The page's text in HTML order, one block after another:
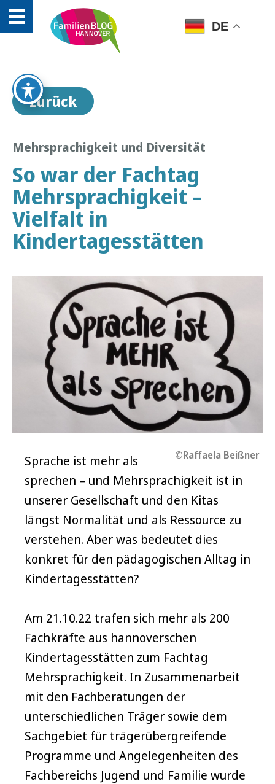
DE
zurück
Mehrsprachigkeit und Diversität
So war der Fachtag
Mehrsprachigkeit –
Vielfalt in
Kindertagesstätten
©Raffaela Beißner
Sprache ist mehr als
sprechen – und Mehrsprachigkeit ist in
unserer Gesellschaft und den Kitas
längst Normalität und als Ressource zu
verstehen. Aber was bedeutet dies
konkret für den pädagogischen Alltag in
Kindertagesstätten?
Am 21.10.22 trafen sich mehr als 200
Fachkräfte aus hannoverschen
Kindertagesstätten zum Fachtag
Mehrsprachigkeit. In Zusammenarbeit
mit den Fachberatungen der
unterschiedlichen Träger sowie dem
Sachgebiet für trägerübergreifende
Programme und Angelegenheiten des
Fachbereichs Jugend und Familie wurde